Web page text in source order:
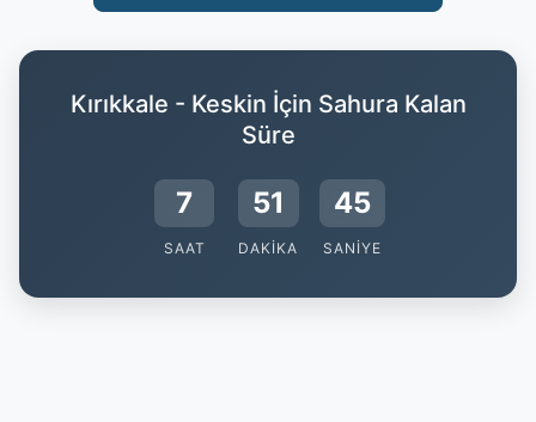
Kırıkkale - Keskin İçin Sahura Kalan
Süre
7
SAAT
51
DAKIKA
44
SANIYE